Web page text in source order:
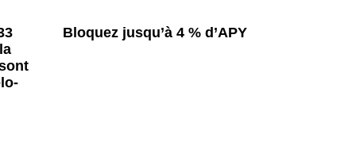
Bloquez jusqu’à 4 % d’APY